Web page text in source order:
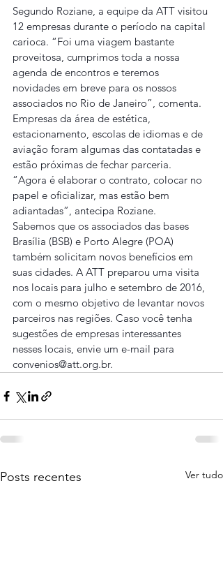
Segundo Roziane, a equipe da ATT visitou
12 empresas durante o período na capital
carioca. “Foi uma viagem bastante
proveitosa, cumprimos toda a nossa
agenda de encontros e teremos
novidades em breve para os nossos
associados no Rio de Janeiro”, comenta.
Empresas da área de estética,
estacionamento, escolas de idiomas e de
aviação foram algumas das contatadas e
estão próximas de fechar parceria.
“Agora é elaborar o contrato, colocar no
papel e oficializar, mas estão bem
adiantadas”, antecipa Roziane.
Sabemos que os associados das bases
Brasília (BSB) e Porto Alegre (POA)
também solicitam novos benefícios em
suas cidades. A ATT preparou uma visita
nos locais para julho e setembro de 2016,
com o mesmo objetivo de levantar novos
parceiros nas regiões. Caso você tenha
sugestões de empresas interessantes
nesses locais, envie um e-mail para
convenios@att.org.br.
Posts recentes Ver tudo